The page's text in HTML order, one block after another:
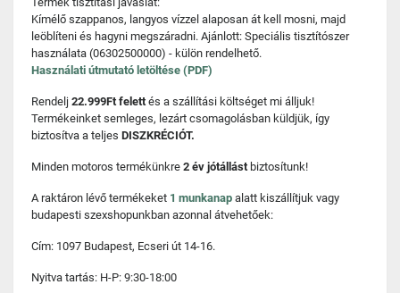
Kímélő szappanos, langyos vízzel alaposan át kell mosni, majd
leöblíteni és hagyni megszáradni. Ajánlott: Speciális tisztítószer
használata (06302500000) - külön rendelhető.
Használati útmutató letöltése (PDF)
Rendelj 22.999Ft felettés a szállítási költséget mi álljuk!
Termékeinket semleges, lezárt csomagolásban küldjük, így
biztosítva a teljes DISZKRÉCIÓT.
Minden motoros termékünkre 2 év jótállást biztosítunk!
A raktáron lévő termékeket 1 munkanap alatt kiszállítjuk vagy
budapesti szexshopunkban azonnal átvehetőek:
Cím: 1097 Budapest, Ecseri út 14-16.
Nyitva tartás: H-P: 9:30-18:00